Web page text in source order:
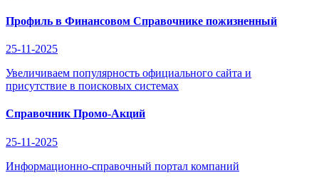
Профиль в Финансовом Справочнике пожизненный
25-11-2025
Увеличиваем популярность официального сайта и
присутствие в поисковых системах
Справочник Промо-Акций
25-11-2025
Информационно-справочный портал компаний